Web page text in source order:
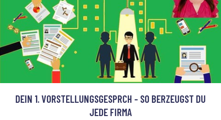
DEIN 1. VORSTELLUNGSGESPRCH - SO BERZEUGST DU
JEDE FIRMA